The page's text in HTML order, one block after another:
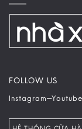
FOLLOW US
Instagram–